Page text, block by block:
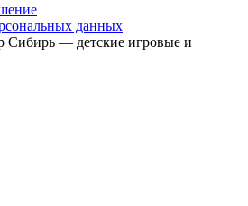
данных
— детские игровые и